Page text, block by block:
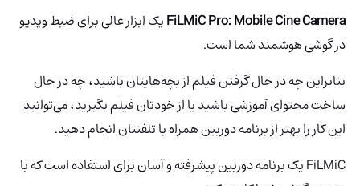
FiLMiC Pro:Mobile Cine Camera
یک ابزار عالی برای ضبط ویدیو
در گوشی هوشمند شما است.
بنابراین چه در حال گرفتن فیلم از بچه‌هایتان باشید، چه در حال
ساخت محتوای آموزشی باشید یا از خودتان فیلم بگیرید، می‌توانید
این کار را بهتر از برنامه دوربین همراه با تلفنتان انجام دهید.
FiLMiCیک برنامه دوربین پیشرفته و آسان برای استفاده است که با